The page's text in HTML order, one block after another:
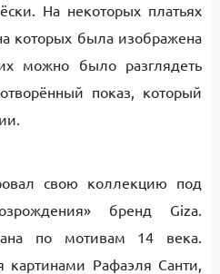
На некоторых платьях
которых была изображена
можно было разглядеть
показ, который
свою коллекцию под
бренд Giza.
по мотивам 14 века.
картинами Рафаэля Санти,